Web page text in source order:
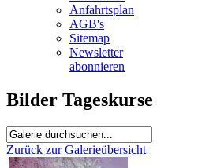
Anfahrtsplan
AGB's
Sitemap
Newsletter
abonnieren
Bilder Tageskurse
Zurück zur Galerieübersicht